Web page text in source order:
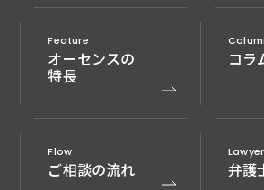
Feature
オーセンスの
特長
コラ
Flow
ご相談の流れ
Lawyer
弁護